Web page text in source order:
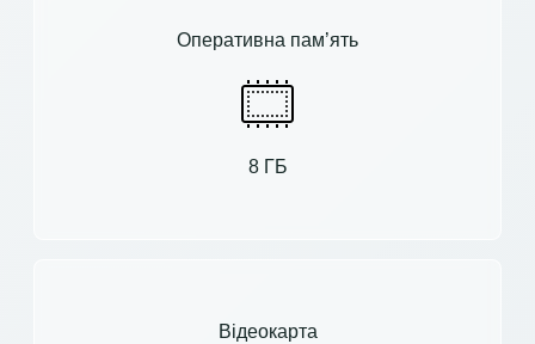
Оперативна пам’ять
8 ГБ
Відеокарта